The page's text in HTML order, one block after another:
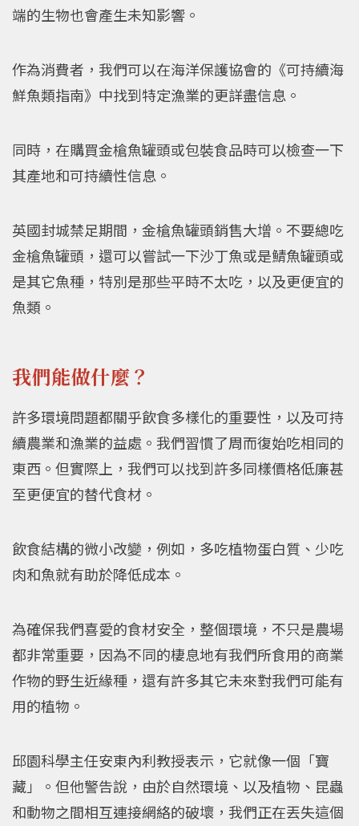
端的生物也會產生未知影響。
作為消費者，我們可以在海洋保護協會的《可持續海
鮮魚類指南》中找到特定漁業的更詳盡信息。
同時，在購買金槍魚罐頭或包裝食品時可以檢查一下
其產地和可持續性信息。
英國封城禁足期間，金槍魚罐頭銷售大增。不要總吃
金槍魚罐頭，還可以嘗試一下沙丁魚或是鯖魚罐頭或
是其它魚種，特別是那些平時不太吃，以及更便宜的
魚類。
我們能做什麼？
許多環境問題都關乎飲食多樣化的重要性，以及可持
續農業和漁業的益處。我們習慣了周而復始吃相同的
東西。但實際上，我們可以找到許多同樣價格低廉甚
至更便宜的替代食材。
飲食結構的微小改變，例如，多吃植物蛋白質、少吃
肉和魚就有助於降低成本。
為確保我們喜愛的食材安全，整個環境，不只是農場
都非常重要，因為不同的棲息地有我們所食用的商業
作物的野生近緣種，還有許多其它未來對我們可能有
用的植物。
邱園科學主任安東內利教授表示，它就像一個「寶
藏」。但他警告說，由於自然環境、以及植物、昆蟲
和動物之間相互連接網絡的破壞，我們正在丟失這個